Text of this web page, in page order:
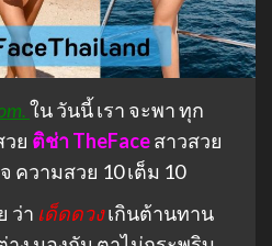
ใน วันนี้ เรา จะพา ทุก
วย ติช่า TheFaceสาวสวย
ความสวย 10 เต็ม 10
ว่า เด็ดดวงเกินต้านทาน